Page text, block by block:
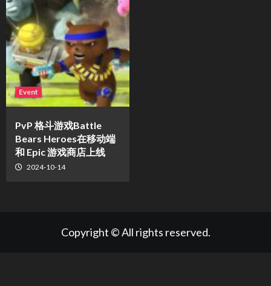
Event
PvP 格斗游戏Battle
Bears Heroes在移动端
和 Epic 游戏商店上线
2024-10-14
Copyright © All rights reserved.